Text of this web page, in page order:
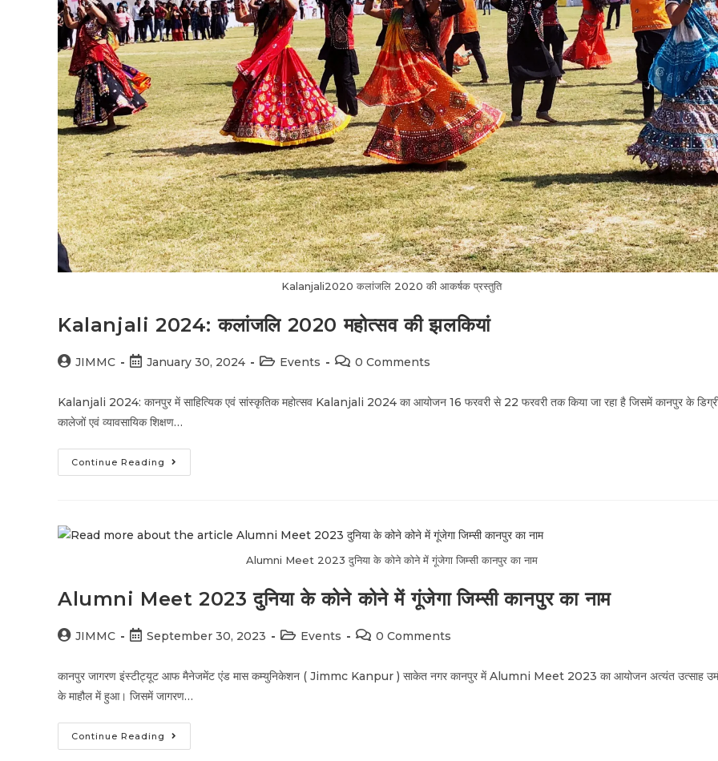
Kalanjali2020 कलांजलि 2020 की आकर्षक प्रस्तुति
Kalanjali 2024: कलांजलि 2020 महोत्सव की झलकियां
JIMMC January 30, 2024 Events 0 Comments
Kalanjali 2024: कानपुर में साहित्यिक एवं सांस्कृतिक महोत्सव Kalanjali 2024 का आयोजन 16 फरवरी से 22 फरवरी तक किया जा रहा है जिसमें कानपुर के
कालेजों एवं व्यावसायिक शिक्षण…
Continue Reading
Alumni Meet 2023 दुनिया के कोने कोने में गूंजेगा जिम्सी कानपुर का नाम
Alumni Meet 2023 दुनिया के कोने कोने में गूंजेगा जिम्सी कानपुर का नाम
JIMMC September 30, 2023 Events 0 Comments
कानपुर जागरण इंस्टीट्यूट आफ मैनेजमेंट एंड मास कम्युनिकेशन ( Jimmc Kanpur ) साकेत नगर कानपुर में Alumni Meet 2023 का आयोजन अत्यंत उत्साह
के माहौल में हुआ। जिसमें जागरण…
Continue Reading